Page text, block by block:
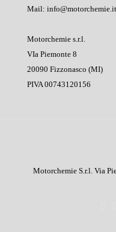
Mail: info@motorchemie.it
Motorchemie s.r.l.
VIa Piemonte 8
20090 Fizzonasco (MI)
PIVA 00743120156
Motorchemie S.r.l. Via